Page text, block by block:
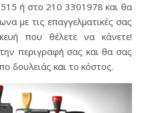
ή στο 210 3301978 και θα
με τις επαγγελματικές σας
που θέλετε να κάνετε!
περιγραφή σας και θα σας
δουλειάς και το κόστος.